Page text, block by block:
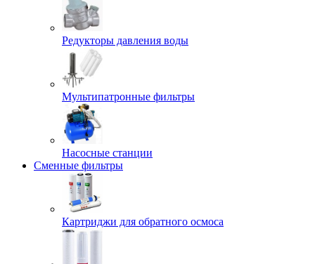
Редукторы давления воды
Мультипатронные фильтры
Насосные станции
Сменные фильтры
Картриджи для обратного осмоса